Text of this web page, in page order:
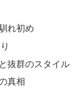
れ初め
抜群のスタイル
真相